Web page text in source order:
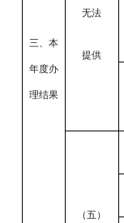
三、本
年度办
理结果
无法
提供
（五）